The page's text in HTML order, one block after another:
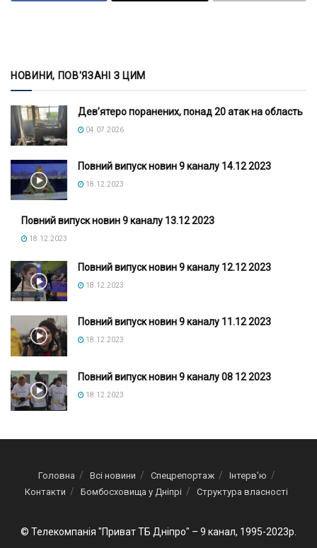
НОВИНИ, ПОВ'ЯЗАНІ З ЦИМ
Дев’ятеро поранених, понад 20 атак на область
04.07.2026
Повний випуск новин 9 каналу 14.12 2023
18.12.2023
Повний випуск новин 9 каналу 13.12 2023
18.12.2023
Повний випуск новин 9 каналу 12.12 2023
18.12.2023
Повний випуск новин 9 каналу 11.12 2023
18.12.2023
Повний випуск новин 9 каналу 08 12 2023
18.12.2023
Головна Всі новини Спецрепортаж
Інтерв’ю
Контакти
Бомбосховища у Дніпрі Структура власності
© Телекомпанія "Приват ТБ Дніпро" – 9 канал, 1995-2023р.